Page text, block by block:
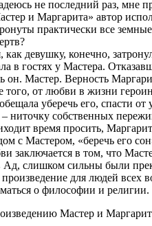
не последний раз, мне
и Маргарита» автор
практически все
как девушку, конечно,
в гостях у Мастера.
Мастер. Верность
того, от любви в жизни
уберечь его, спасти от
ниточку собственных
время просить,
с Мастером, «беречь его
заключается в том, что
Ад, слишком сильны были
для людей всех
о философии и
Мастер и